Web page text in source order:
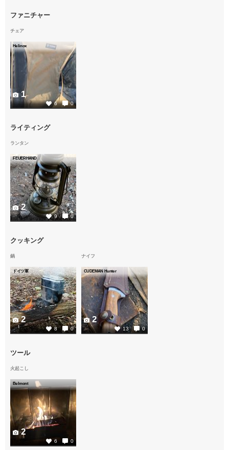
ファニチャー
チェア
Helinox
6 0
1
ライティング
ランタン
FEUERHAND
9 0
2
クッキング
鍋
ドイツ軍
8 0
2
ナイフ
CUDEMAN Hunter
13 0
2
ツール
火起こし
Belmont
6 0
2